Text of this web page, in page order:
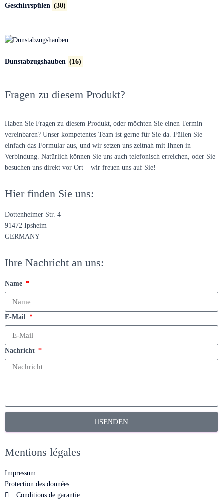
Geschirrspülen (30)
Dunstabzugshauben (16)
Fragen zu diesem Produkt?
Haben Sie Fragen zu diesem Produkt, oder möchten Sie einen Termin
vereinbaren? Unser kompetentes Team ist gerne für Sie da. Füllen Sie
einfach das Formular aus, und wir setzen uns zeitnah mit Ihnen in
Verbindung. Natürlich können Sie uns auch telefonisch erreichen, oder Sie
besuchen uns direkt vor Ort – wir freuen uns auf Sie!
Hier finden Sie uns:
Dottenheimer Str. 4
91472 Ipsheim
GERMANY
Ihre Nachricht an uns:
Name
E-Mail
Nachricht
SENDEN
Mentions légales
Impressum
Protection des données
Conditions de garantie